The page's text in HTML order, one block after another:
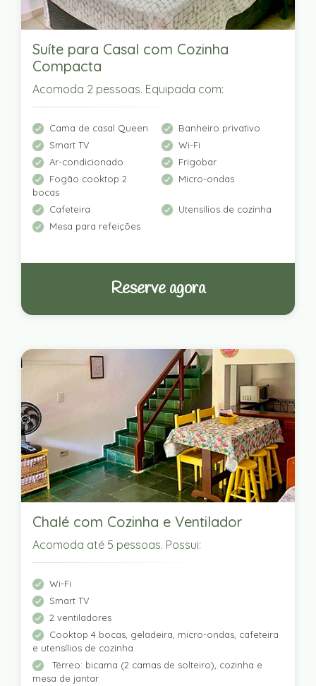
Suíte para Casal com Cozinha
Compacta
Acomoda 2 pessoas. Equipada com:
Cama de casal Queen
Banheiro privativo
Smart TV
Wi-Fi
Ar-condicionado
Frigobar
Fogão cooktop 2
bocas
Micro-ondas
Cafeteira
Utensílios de cozinha
Mesa para refeições
Reserve agora
Chalé com Cozinha e Ventilador
Acomoda até 5 pessoas. Possui:
Wi-Fi
Smart TV
2 ventiladores
Cooktop 4 bocas, geladeira, micro-ondas, cafeteira
e utensílios de cozinha
Térreo: bicama (2 camas de solteiro), cozinha e
mesa de jantar